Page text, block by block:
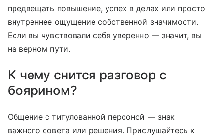
предвещать повышение, успех в делах или просто
внутреннее ощущение собственной значимости.
Если вы чувствовали себя уверенно — значит, вы
на верном пути.
К чему снится разговор с
боярином?
Общение с титулованной персоной — знак
важного совета или решения. Прислушайтесь к